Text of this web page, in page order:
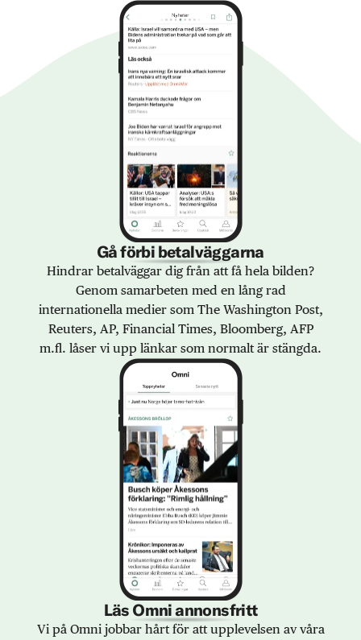
Gå förbi betalväggarna
Hindrar betalväggar dig från att få hela bilden?
Genom samarbeten med en lång rad
internationella medier som The Washington Post,
Reuters, AP, Financial Times, Bloomberg, AFP
m.fl. låser vi upp länkar som normalt är stängda.
Läs Omni annonsfritt
Vi på Omni jobbar hårt för att upplevelsen av våra